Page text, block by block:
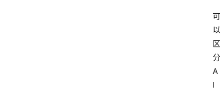
可
以
区
分
A
I